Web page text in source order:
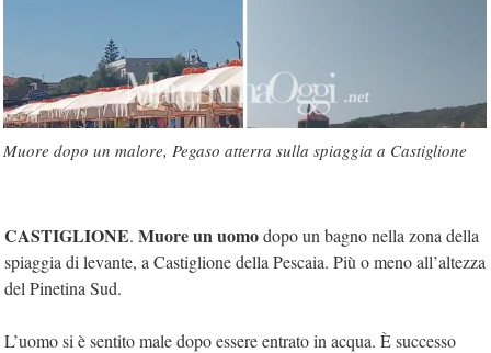
Muore dopo un malore, Pegaso atterra sulla spiaggia a Castiglione
CASTIGLIONE. Muore un uomodopo un bagno nella zona della
spiaggia di levante, a Castiglione della Pescaia. Più o meno all’altezza
del Pinetina Sud.
L’uomo si è sentito male dopo essere entrato in acqua. È successo